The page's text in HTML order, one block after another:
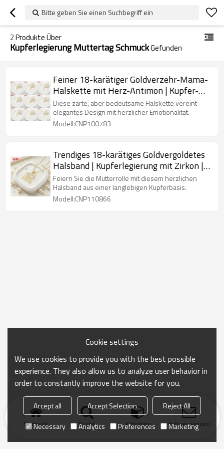
Bitte geben Sie einen Suchbegriff ein
2Produkte Über
Kupferlegierung Muttertag SchmuckGefunden
Feiner 18-karätiger Goldverzehr-Mama-
Halskette mit Herz-Antimon | Kupfer-
Schmuck für Geburtstagsgeschenke
Diese zarte, aber bedeutsame Halskette vereint
elegantes Design mit herzlicher Emotionalität.
Modell:CNP100783
Trendiges 18-karätiges Goldvergoldetes
Halsband | Kupferlegierung mit Zirkon |
Muttertag-Schmuck für Frauen
Feiern Sie die Mutterrolle mit diesem herzlichen
Halsband aus einer langlebigen Kupferbasis.
Modell:CNP110866
Startseite Suche Kategorie Anfrage senden
Cookie settings
We use cookies to provide you with the best possible
experience. They also allow us to analyze user behavior in
order to constantly improve the website for you.
Accept all Accept Selection
Reject All
Necessary
Analytics Preferences Marketing